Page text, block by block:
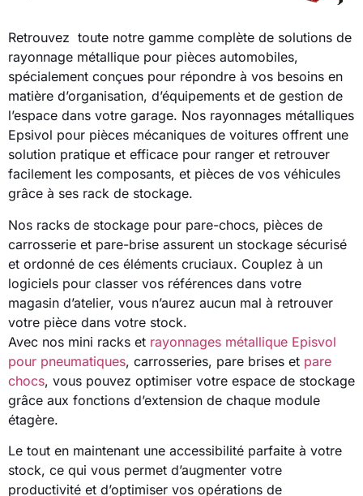
Retrouvez toute notre gamme complète de solutions de
rayonnage métallique pour pièces automobiles,
spécialement conçues pour répondre à vos besoins en
matière d’organisation, d’équipements et de gestion de
l’espace dans votre garage. Nos rayonnages métalliques
Epsivol pour pièces mécaniques de voitures offrent une
solution pratique et efficace pour ranger et retrouver
facilement les composants, et pièces de vos véhicules
grâce à ses rack de stockage.
Nos racks de stockage pour pare-chocs, pièces de
carrosserie et pare-brise assurent un stockage sécurisé
et ordonné de ces éléments cruciaux. Couplez à un
logiciels pour classer vos références dans votre
magasin d’atelier, vous n’aurez aucun mal à retrouver
votre pièce dans votre stock.
Avec nos mini racks et rayonnages métallique Episvol
pour pneumatiques, carrosseries, pare brises et pare
chocs, vous pouvez optimiser votre espace de stockage
grâce aux fonctions d’extension de chaque module
étagère.
Le tout en maintenant une accessibilité parfaite à votre
stock, ce qui vous permet d’augmenter votre
productivité et d’optimiser vos opérations de